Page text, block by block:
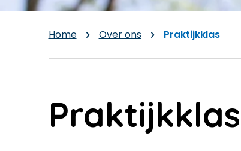
Home Over ons Praktijkklas